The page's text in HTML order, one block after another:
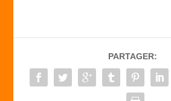
b
o
o
d
o
n
er
PARTAGER: